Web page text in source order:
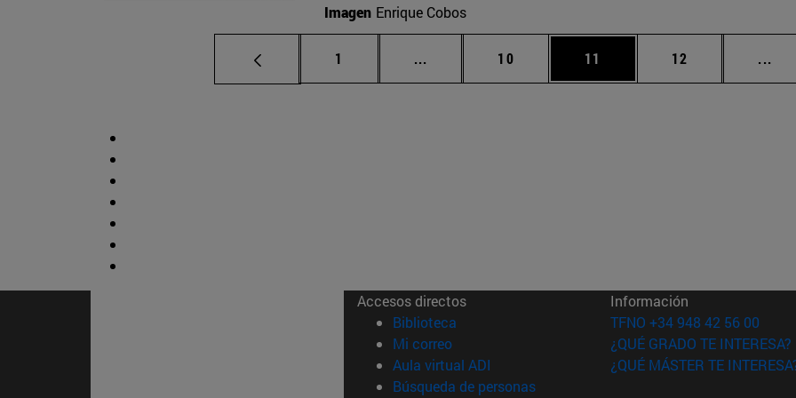
Imagen Enrique Cobos
Página
1 ... Páginas intermedias Use TAB para desplazarse.
Página
10 Página
11 Página
12 ...
Accesos directos
Biblioteca (abre en nueva ventana)
Mi correo(abre en nueva ventana)
Aula virtual ADI (abre en nueva ventana)
Búsqueda de personas(abre en nueva ventana)
Información
TFNO +34 948 42 56 00
¿QUÉ GRADO TE INTERESA?
¿QUÉ MÁSTER TE